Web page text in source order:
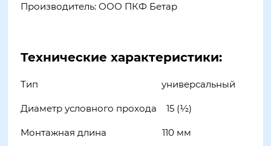
Производитель: ООО ПКФ Бетар
Технические характеристики:
Тип универсальный
Диаметр условного прохода 15 (½)
Монтажная длина 110 мм